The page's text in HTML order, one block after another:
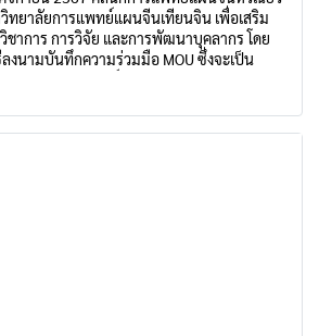
วิทยาลัยการแพทย์แผนจีนเทียนจิน เพื่อเสริม
ชาการ การวิจัย และการพัฒนาบุคลากร โดย
งนามบันทึกความร่วมมือ MOU ซึ่งจะเป็น
านต่อความสัมพันธ์อันแน่นแฟ้นและการพัฒนา